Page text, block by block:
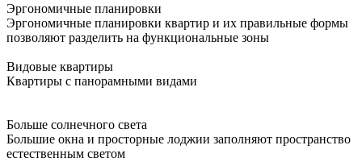
Эргономичные планировки
Эргономичные планировки квартир и их правильные формы
позволяют разделить на функциональные зоны
Видовые квартиры
Квартиры с панорамными видами
Больше солнечного света
Большие окна и просторные лоджии заполняют пространство
естественным светом